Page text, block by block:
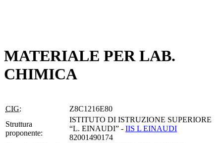
MATERIALE PER LAB.
CHIMICA
CIG:
Z8C1216E80
Struttura
proponente:
ISTITUTO DI ISTRUZIONE SUPERIORE
“L. EINAUDI” - IIS L EINAUDI
82001490174